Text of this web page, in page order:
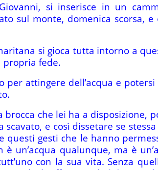
si inserisce in un
sul monte, domenica scorsa, e
si gioca tutta intorno a
propria fede.
per attingere dell’acqua e
brocca che lei ha a disposizione,
scavato, e così dissetare se
questi gesti che le hanno
è un’acqua qualunque, ma è
con la sua vita. Senza